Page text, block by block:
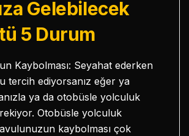
Gelebilecek
5 Durum
Kaybolması: Seyahat ederken
tercih ediyorsanız eğer ya
ya da otobüsle yolculuk
Otobüsle yolculuk
kaybolması çok